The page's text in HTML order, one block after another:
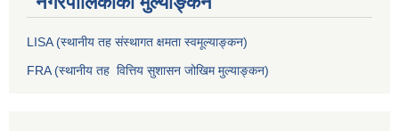
LISA (स्थानीय तह संस्थागत क्षमता स्वमूल्याङ्कन)
FRA (स्थानीय तह वित्तिय सुशासन जोखिम मुल्याङ्कन)